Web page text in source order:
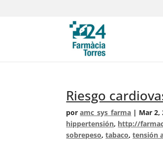
Riesgo
poramc_sys_farma | Mar 2,
hippertensión, http://
sobrepeso,tabaco,tensión